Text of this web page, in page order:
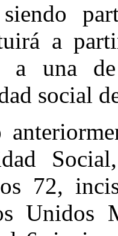
a
a una
social
72,
Unidos